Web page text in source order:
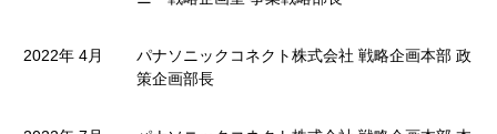
2022年 4月
パナソニックコネクト株式会社 戦略企画本部 政
策企画部長